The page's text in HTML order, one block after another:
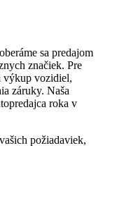
sa predajom
značiek. Pre
výkup vozidiel,
záruky. Naša
roka v
požiadaviek,